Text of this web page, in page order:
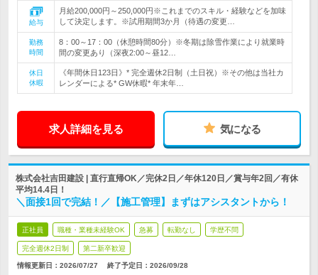
給与
月給200,000円～250,000円※これまでのスキル・経験などを加味
して決定します。※試用期間3か月（待遇の変更…
勤務
時間
8：00～17：00（休憩時間80分）※冬期は除雪作業により就業時
間の変更あり（深夜2:00～昼12…
休日
休暇
《年間休日123日》* 完全週休2日制（土日祝）※その他は当社カ
レンダーによる* GW休暇* 年末年…
求人詳細を見る 気になる
株式会社吉田建設 | 直行直帰OK／完休2日／年休120日／賞与年2回／有休
平均14.4日！
＼面接1回で完結！／【施工管理】まずはアシスタントから！
正社員 職種・業種未経験OK 急募 転勤なし 学歴不問
完全週休2日制 第二新卒歓迎
情報更新日：2026/07/27 終了予定日： 2026/09/28